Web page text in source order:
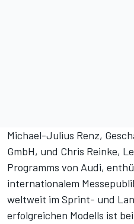
Michael-Julius Renz,
GmbH, und Chris Reinke,
Programms von Audi,
internationalem
weltweit im Sprint- und
erfolgreichen Modells ist